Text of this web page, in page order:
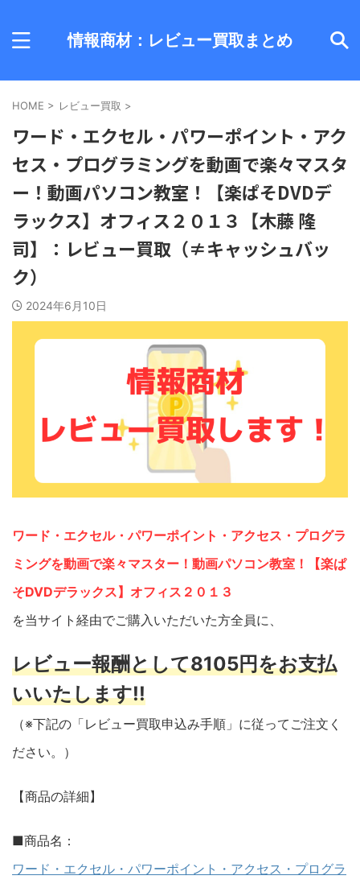
情報商材：レビュー買取まとめ
HOME > レビュー買取 >
ワード・エクセル・パワーポイント・アク
セス・プログラミングを動画で楽々マスタ
ー！動画パソコン教室！【楽ぱそDVDデ
ラックス】オフィス２０１３【木藤 隆
司】：レビュー買取（≠キャッシュバッ
ク）
2024年6月10日
ワード・エクセル・パワーポイント・アクセス・プログラ
ミングを動画で楽々マスター！動画パソコン教室！【楽ぱ
そDVDデラックス】オフィス２０１３
を当サイト経由でご購入いただいた方全員に、
レビュー報酬として8105円をお支払
いいたします!!
（※下記の「レビュー買取申込み手順」に従ってご注文く
ださい。）
【商品の詳細】
■商品名：
ワード・エクセル・パワーポイント・アクセス・プログラ